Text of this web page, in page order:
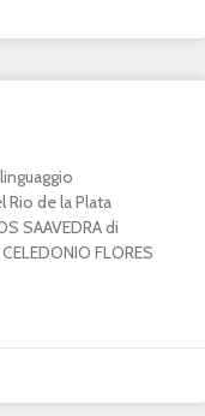
de la Plata
SAAVEDRA di
FLORES